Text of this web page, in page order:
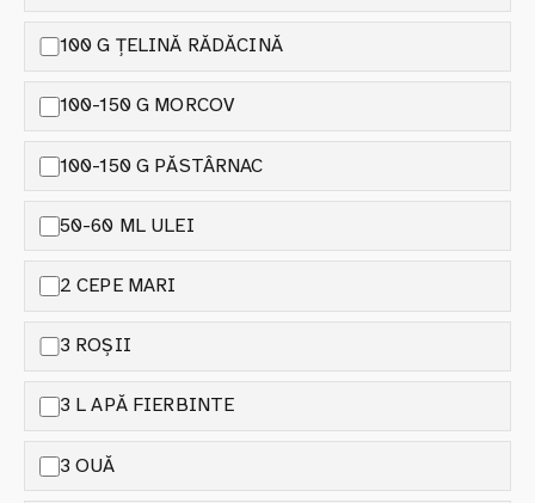
100 G ȚELINĂ RĂDĂCINĂ
100-150 G MORCOV
100-150 G PĂSTÂRNAC
50-60 ML ULEI
2 CEPE MARI
3 ROȘII
3 L APĂ FIERBINTE
3 OUĂ